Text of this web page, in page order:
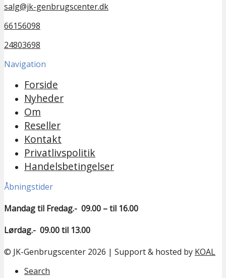
salg@jk-genbrugscenter.dk
66156098
24803698
Navigation
Forside
Nyheder
Om
Reseller
Kontakt
Privatlivspolitik
Handelsbetingelser
Åbningstider
Mandag til Fredag.- 09.00 – til 16.00
Lørdag.- 09.00 til 13.00
© JK-Genbrugscenter 2026 | Support & hosted by KOAL
Search